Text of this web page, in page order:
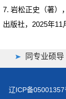
7. 岩松正史（著）
出版社，2025年11
同专业硕导
辽ICP备